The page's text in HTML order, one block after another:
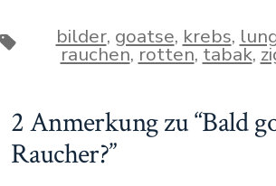
Schlagwörter
bilder, goatse, krebs,
rauchen,rotten,tabak,
2 Anmerkung zu “Bald
Raucher?”